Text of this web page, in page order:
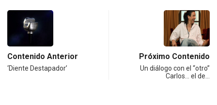
Contenido Anterior
‘Diente Destapador’
Próximo Contenido
Un diálogo con el “otro”
Carlos… el de…